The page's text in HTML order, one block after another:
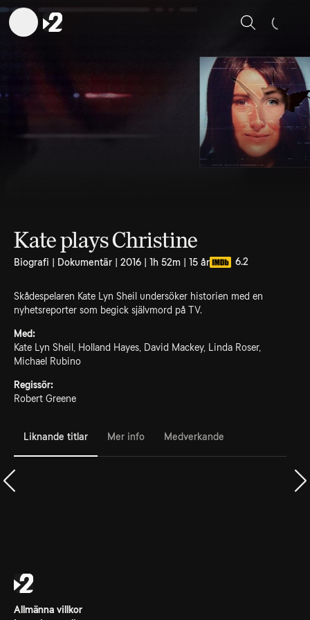
Sök
Kate plays Christine
Biografi | Dokumentär | 2016 | 1h 52m | 15 år 6.2
Skådespelaren Kate Lyn Sheil undersöker historien med en
nyhetsreporter som begick självmord på TV.
Med:
Kate Lyn Sheil, Holland Hayes, David Mackey, Linda Roser,
Michael Rubino
Regissör:
Robert Greene
Liknande titlar Mer info Medverkande
Allmänna villkor